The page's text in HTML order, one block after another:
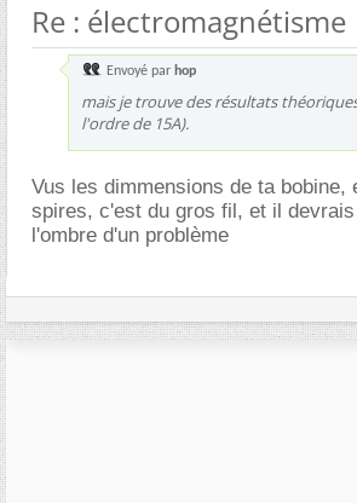
Re : électromagnétisme
Envoyé par hop
mais je trouve des résultats
l'ordre de 15A).
Vus les dimmensions de ta bobine,
spires, c'est du gros fil, et il
l'ombre d'un problème